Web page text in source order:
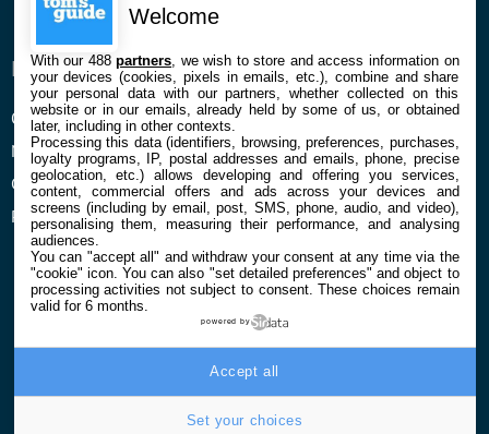
ENTREPRISE
Qui sommes nous
Mentions légales et CGU
Confidentialité et Cookies
Préférences cookies
À PROPOS
La rédaction
Contact
Welcome
With our 488partners , we wish to store and access information on
your devices (cookies, pixels in emails, etc.), combine and share
your personal data with our partners, whether collected on this
website or in our emails, already held by some of us, or obtained
later, including in other contexts.
Processing this data (identifiers, browsing, preferences, purchases,
loyalty programs, IP, postal addresses and emails, phone, precise
geolocation, etc.) allows developing and offering you services,
content, commercial offers and ads across your devices and
screens (including by email, post, SMS, phone, audio, and video),
personalising them, measuring their performance, and analysing
audiences.
You can "accept all" and withdraw your consent at any time via the
"cookie" icon. You can also "set detailed preferences" and object to
processing activities not subject to consent. These choices remain
valid for 6 months.
powered by
Set your choices
Accept all